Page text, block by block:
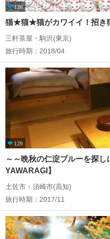
128
猫★猫★猫がカワイイ！招き
三軒茶屋・駒沢(東京)
旅行時期：2018/04
129
～～晩秋の仁淀ブルーを探
YAWARAGI】
土佐市・須崎市(高知)
旅行時期：2017/11